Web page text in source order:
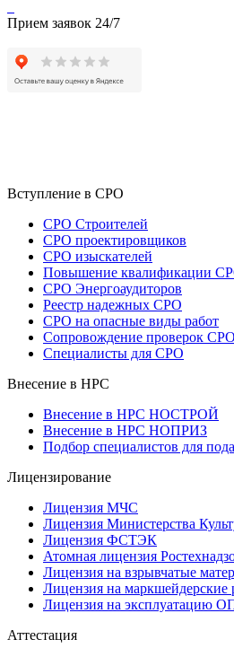
Прием заявок 24/7
Вступление в СРО
СРО Строителей
СРО проектировщиков
СРО изыскателей
Повышение квалификации
СРО Энергоаудиторов
Реестр надежных СРО
СРО на опасные виды работ
Сопровождение проверок СРО
Специалисты для СРО
Внесение в НРС
Внесение в НРС НОСТРОЙ
Внесение в НРС НОПРИЗ
Подбор специалистов для
Лицензирование
Лицензия МЧС
Лицензия Министерства
Лицензия ФСТЭК
Атомная лицензия
Лицензия на взрывчатые
Лицензия на маркшейдерские
Лицензия на эксплуатацию
Аттестация